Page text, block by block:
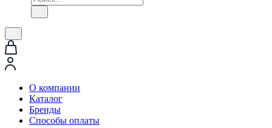
О компании
Каталог
Бренды
Способы оплаты